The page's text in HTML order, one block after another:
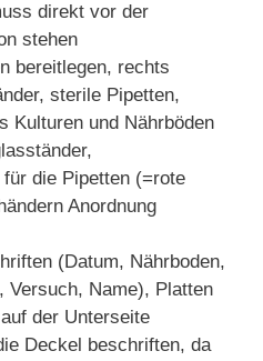
direkt vor der
stehen
bereitlegen, rechts
sterile Pipetten,
Kulturen und Nährböden
die Pipetten (=rote
Anordnung
(Datum, Nährboden,
Versuch, Name), Platten
der Unterseite
Deckel beschriften, da